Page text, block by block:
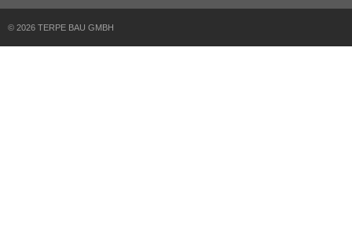
© 2026 TERPE BAU GMBH